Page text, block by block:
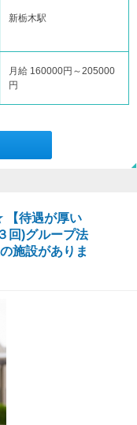
新栃木駅
月給 160000円～205000
円
【待遇が厚い
回)グループ法
施設がありま